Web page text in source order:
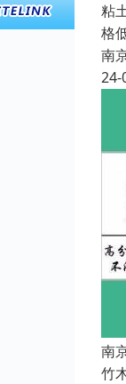
粘
格
南
24-
南
竹